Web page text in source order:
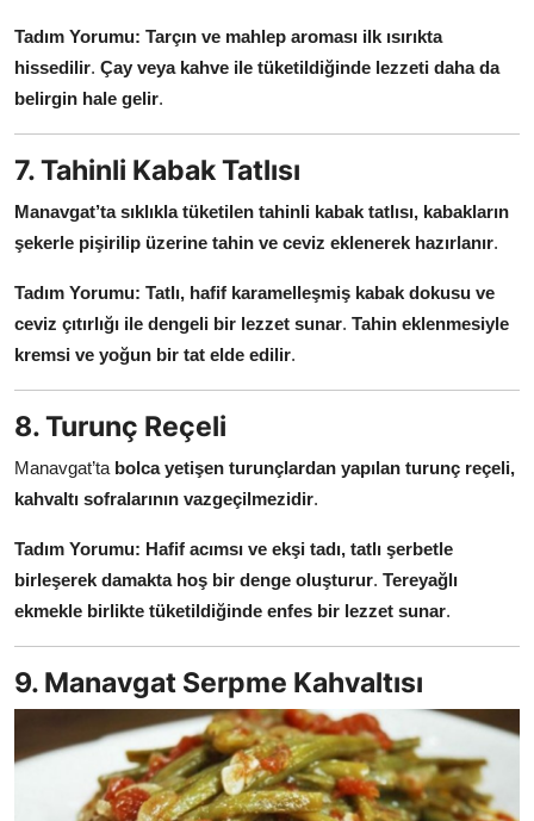
Tadım Yorumu: Tarçın ve mahlep aroması ilk ısırıkta
hissedilir. Çay veya kahve ile tüketildiğinde lezzeti daha da
belirgin hale gelir.
7. Tahinli Kabak Tatlısı
Manavgat’ta sıklıkla tüketilen tahinli kabak tatlısı, kabakların
şekerle pişirilip üzerine tahin ve ceviz eklenerek hazırlanır.
Tadım Yorumu: Tatlı, hafif karamelleşmiş kabak dokusu ve
ceviz çıtırlığı ile dengeli bir lezzet sunar. Tahin eklenmesiyle
kremsi ve yoğun bir tat elde edilir.
8. Turunç Reçeli
Manavgat’ta bolca yetişen turunçlardan yapılan turunç reçeli,
kahvaltı sofralarının vazgeçilmezidir.
Tadım Yorumu: Hafif acımsı ve ekşi tadı, tatlı şerbetle
birleşerek damakta hoş bir denge oluşturur. Tereyağlı
ekmekle birlikte tüketildiğinde enfes bir lezzet sunar.
9. Manavgat Serpme Kahvaltısı